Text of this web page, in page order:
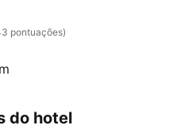
pontuações)
do hotel